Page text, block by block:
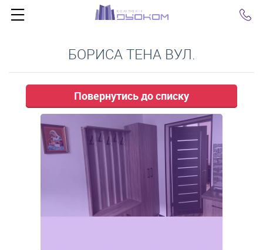
БОРИСА ТЕНА ВУЛ.
Повернутись до списку